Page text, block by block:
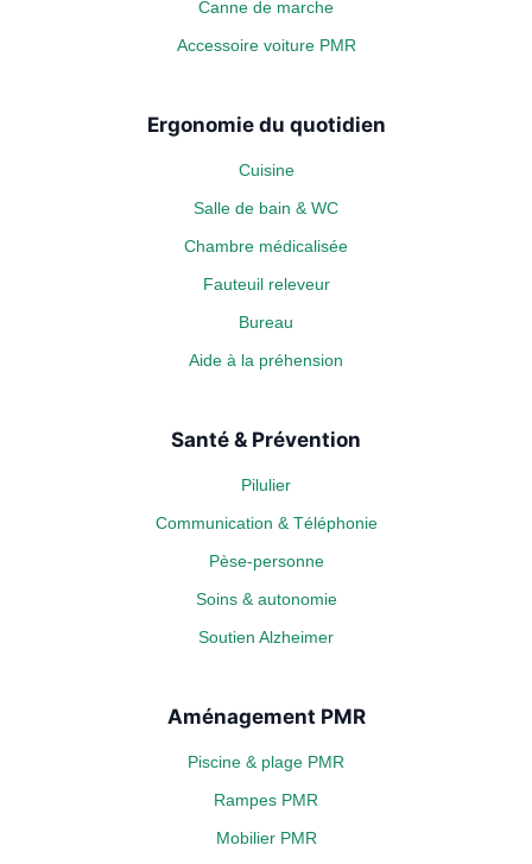
Canne de marche
Accessoire voiture PMR
Ergonomie du quotidien
Cuisine
Salle de bain & WC
Chambre médicalisée
Fauteuil releveur
Bureau
Aide à la préhension
Santé & Prévention
Pilulier
Communication & Téléphonie
Pèse-personne
Soins & autonomie
Soutien Alzheimer
Aménagement PMR
Piscine & plage PMR
Rampes PMR
Mobilier PMR